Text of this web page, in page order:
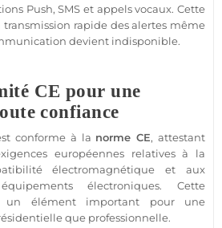
Push, SMS et appels vocaux. Cette
rapide des alertes même
devient indisponible.
CE pour une
confiance
conforme à la norme CE, attestant
européennes relatives à la
électromagnétique et aux
électroniques. Cette
un élément important pour une
que professionnelle.